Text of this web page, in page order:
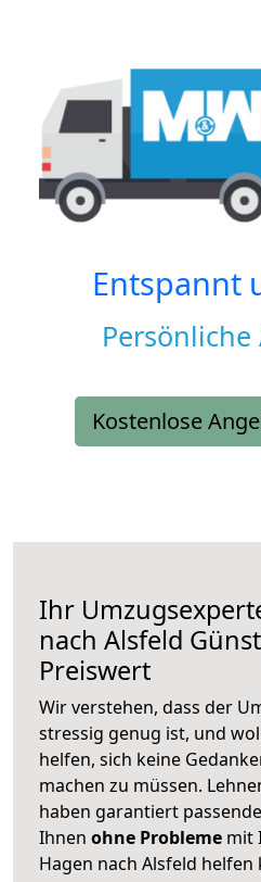
Entspannt
Kostenlose
Ihr
nach Alsfeld
Preiswert
Wir verstehen, dass der
stressig genug ist, und
helfen, sich keine
machen zu müssen.
haben garantiert
Ihnen ohne Probleme mit
Hagen nach Alsfeld helfen